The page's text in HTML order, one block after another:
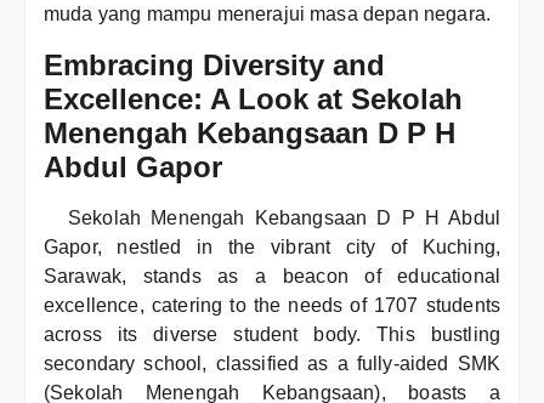
muda yang mampu menerajui masa depan negara.
Embracing Diversity and
Excellence: A Look at Sekolah
Menengah Kebangsaan D P H
Abdul Gapor
Sekolah Menengah Kebangsaan D P H Abdul
Gapor, nestled in the vibrant city of Kuching,
Sarawak, stands as a beacon of educational
excellence, catering to the needs of 1707 students
across its diverse student body. This bustling
secondary school, classified as a fully-aided SMK
(Sekolah Menengah Kebangsaan), boasts a